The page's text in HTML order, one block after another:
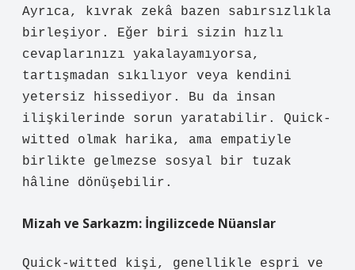
Ayrıca, kıvrak zekâ bazen sabırsızlıkla
birleşiyor. Eğer biri sizin hızlı
cevaplarınızı yakalayamıyorsa,
tartışmadan sıkılıyor veya kendini
yetersiz hissediyor. Bu da insan
ilişkilerinde sorun yaratabilir. Quick-
witted olmak harika, ama empatiyle
birlikte gelmezse sosyal bir tuzak
hâline dönüşebilir.
Mizah ve Sarkazm: İngilizcede Nüanslar
Quick-witted kişi, genellikle espri ve